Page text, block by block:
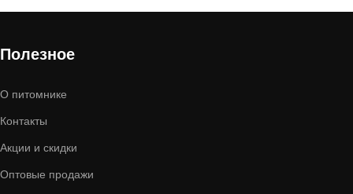
Полезное
О питомнике
Контакты
Акции и скидки
Оптовые продажи